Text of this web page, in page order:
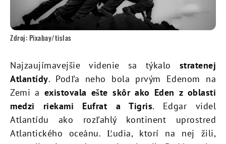
Zdroj: Pixabay/tislas
Najzaujímavejšie videnie sa týkalo stratenej
Atlantídy. Podľa neho bola prvým Edenom na
Zemi a existovala ešte skôr ako Eden z oblasti
medzi riekami Eufrat a Tigris. Edgar videl
Atlantídu ako rozľahlý kontinent uprostred
Atlantického oceánu. Ľudia, ktorí na nej žili,